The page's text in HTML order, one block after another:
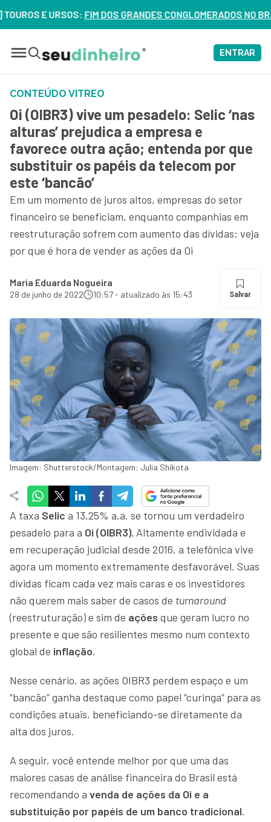
URSOS:FIM DOS GRANDES CONGLOMERADOS NO BRASIL?
ENTRAR
CONTEÚDO VITREO
Oi (OIBR3) vive um pesadelo: Selic ‘nas
alturas’ prejudica a empresa e
favorece outra ação; entenda por que
substituir os papéis da telecom por
este ‘bancão’
Em um momento de juros altos, empresas do setor
financeiro se beneficiam, enquanto companhias em
reestruturação sofrem com aumento das dívidas; veja
por que é hora de vender as ações da Oi
Maria Eduarda Nogueira
28 de junho de 2022 10:57 - atualizado às 15:43 Salvar
Imagem: Shutterstock/Montagem: Julia Shikota
A taxa Selic a 13,25% a.a. se tornou um verdadeiro
pesadelo para a Oi (OIBR3). Altamente endividada e
em recuperação judicial desde 2016, a telefônica vive
agora um momento extremamente desfavorável. Suas
dívidas ficam cada vez mais caras e os investidores
não querem mais saber de casos de turnaround
(reestruturação) e sim de ações que geram lucro no
presente e que são resilientes mesmo num contexto
global de inflação.
Nesse cenário, as ações OIBR3 perdem espaço e um
“bancão” ganha destaque como papel “curinga” para as
condições atuais, beneficiando-se diretamente da
alta dos juros.
A seguir, você entende melhor por que uma das
maiores casas de análise financeira do Brasil está
recomendando a venda de ações da Oi e a
substituição por papéis de um banco tradicional.